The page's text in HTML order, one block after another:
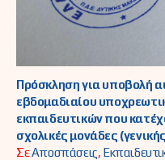
Πρόσκληση για υποβολή
εβδομαδιαίου
εκπαιδευτικών που
σχολικές μονάδες
ΣεΑποσπάσεις,